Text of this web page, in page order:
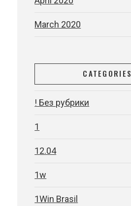
March 2020
CATEGORIES
! Без рубрики
1
12.04
1w
1Win Brasil